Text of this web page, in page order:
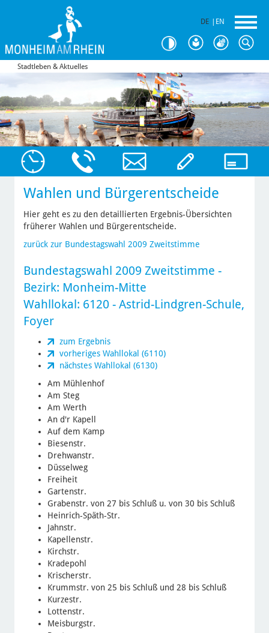
DE EN
Stadtleben & Aktuelles
Wahlen und Bürgerentscheide
Hier geht es zu den detaillierten Ergebnis-Übersichten
früherer Wahlen und Bürgerentscheide.
zurück zur Bundestagswahl 2009 Zweitstimme
Bundestagswahl 2009 Zweitstimme -
Bezirk: Monheim-Mitte
Wahllokal: 6120 - Astrid-Lindgren-Schule,
Foyer
zum Ergebnis
vorheriges Wahllokal (6110)
nächstes Wahllokal (6130)
Am Mühlenhof
Am Steg
Am Werth
An d'r Kapell
Auf dem Kamp
Biesenstr.
Drehwanstr.
Düsselweg
Freiheit
Gartenstr.
Grabenstr. von 27 bis Schluß u. von 30 bis Schluß
Heinrich-Späth-Str.
Jahnstr.
Kapellenstr.
Kirchstr.
Kradepohl
Krischerstr.
Krummstr. von 25 bis Schluß und 28 bis Schluß
Kurzestr.
Lottenstr.
Meisburgstr.